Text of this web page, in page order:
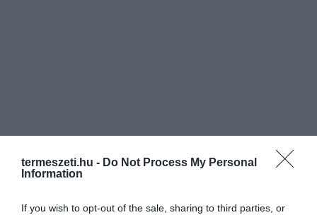
termeszeti.hu - Do Not Process My Personal
Information
If you wish to opt-out of the sale, sharing to third parties, or